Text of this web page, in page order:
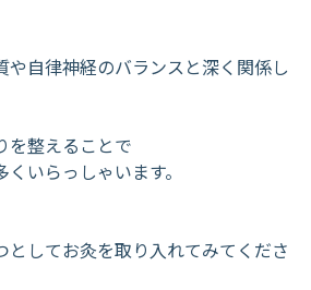
や自律神経のバランスと深く関係し
を整えることで
いらっしゃいます。
としてお灸を取り入れてみてくださ